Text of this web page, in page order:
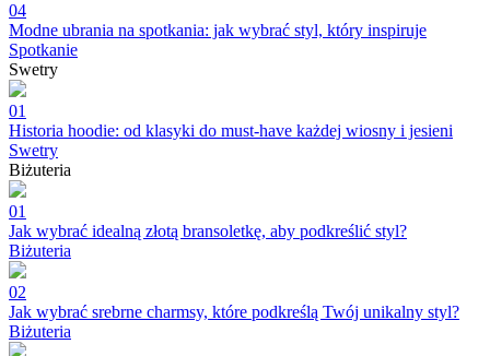
04
Modne ubrania na spotkania: jak wybrać styl, który inspiruje
Spotkanie
Swetry
01
Historia hoodie: od klasyki do must-have każdej wiosny i jesieni
Swetry
Biżuteria
01
Jak wybrać idealną złotą bransoletkę, aby podkreślić styl?
Biżuteria
02
Jak wybrać srebrne charmsy, które podkreślą Twój unikalny styl?
Biżuteria